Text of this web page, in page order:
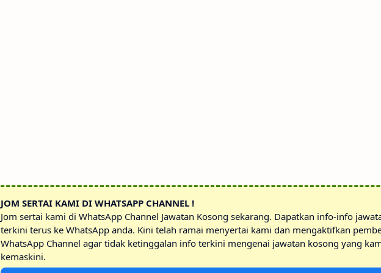
JOM SERTAI KAMI DI WHATSAPP CHANNEL !
Jom sertai kami di WhatsApp Channel Jawatan Kosong sekarang. Dapatkan info-info
terkini terus ke WhatsApp anda. Kini telah ramai menyertai kami dan mengaktifkan
WhatsApp Channel agar tidak ketinggalan info terkini mengenai jawatan kosong yang
kemaskini.